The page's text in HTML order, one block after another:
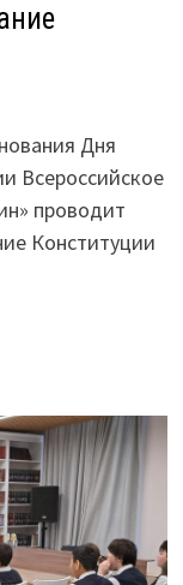
Дня
Всероссийское
проводит
Конституции